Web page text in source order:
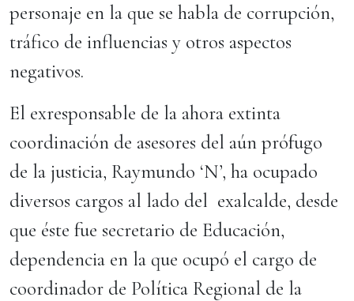
personaje en la que se habla de corrupción,
tráfico de influencias y otros aspectos
negativos.
El exresponsable de la ahora extinta
coordinación de asesores del aún prófugo
de la justicia, Raymundo ‘N’, ha ocupado
diversos cargos al lado del exalcalde, desde
que éste fue secretario de Educación,
dependencia en la que ocupó el cargo de
coordinador de Política Regional de la